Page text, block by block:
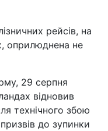
рейсів, на
оприлюднена не
29 серпня
відновив
технічного збою
до зупинки